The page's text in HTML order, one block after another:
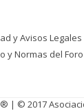
y Avisos Legales
y Normas del Foro
® | © 2017